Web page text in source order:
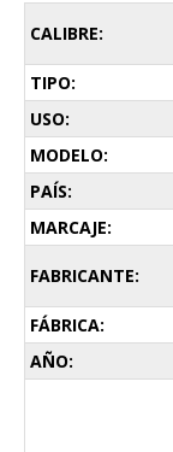
CALIBRE:
TIPO:
USO:
MODELO:
PAÍS:
MARCAJE:
FABRICANTE:
FÁBRICA:
AÑO: